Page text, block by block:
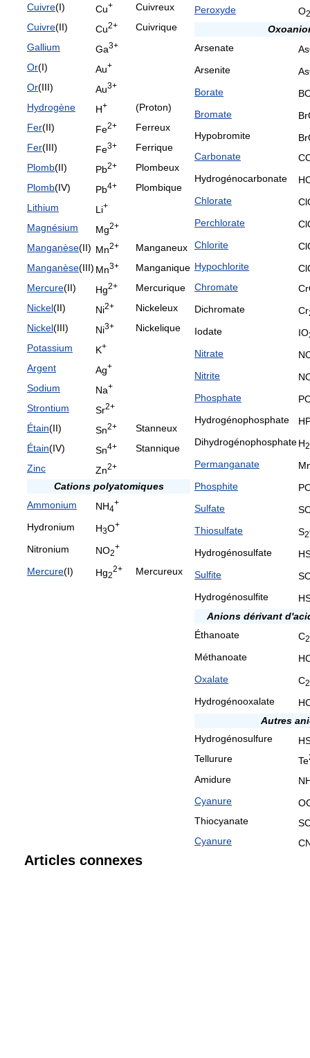
Cuivre(I) Cu+
Cuivreux
Cuivre(II) Cu2+
Cuivrique
Gallium
Ga3+
Or(I) Au+
Or(III) Au3+
Hydrogène H+
(Proton)
Fer(II) Fe2+
Ferreux
Fer(III) Fe3+
Ferrique
Plomb(II) Pb2+
Plombeux
Plomb(IV) Pb4+
Plombique
Lithium
Li+
Magnésium Mg2+
Manganèse(II) Mn2+
Manganeux
Manganèse(III) Mn3+
Manganique
Mercure(II) Hg2+
Mercurique
Nickel(II) Ni2+
Nickeleux
Nickel(III) Ni3+
Nickelique
Potassium
K+
Argent Ag+
Sodium Na+
Strontium Sr2+
Étain(II) Sn2+
Stanneux
Étain(IV) Sn4+
Stannique
Zinc
Zn2+
Cations polyatomiques
Ammonium
NH4
+
Hydronium H3O+
Nitronium NO2
+
Mercure(I) Hg2
2+ Mercureux
Peroxyde O2
Arsenate
Arsenite
Borate
Bromate
Hypobromite
Carbonate
Hydrogénocarbonate
Chlorate
Perchlorate
Chlorite
Hypochlorite
Chromate
Dichromate
Cr
Iodate IO
Nitrate
Nitrite
Phosphate
Hydrogénophosphate
DihydrogénophosphateH2
Permanganate
Phosphite
Sulfate
Thiosulfate
S2
Hydrogénosulfate
Sulfite
Hydrogénosulfite
Anions dérivant
Éthanoate
C2
Méthanoate
Oxalate
C2
Hydrogénooxalate
Autres
Hydrogénosulfure
Tellurure
Te
Amidure
Cyanure
Thiocyanate
Cyanure
Articles connexes